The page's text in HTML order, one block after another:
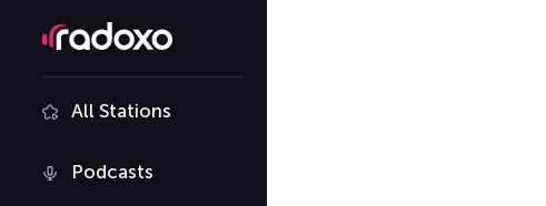
All Stations
Podcasts